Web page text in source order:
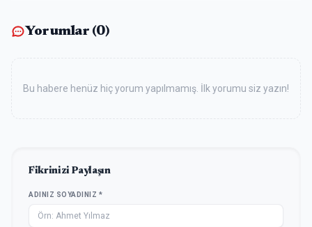
Yorumlar (0)
Bu habere henüz hiç yorum yapılmamış. İlk yorumu siz yazın!
Fikrinizi Paylaşın
ADINIZ SOYADINIZ *